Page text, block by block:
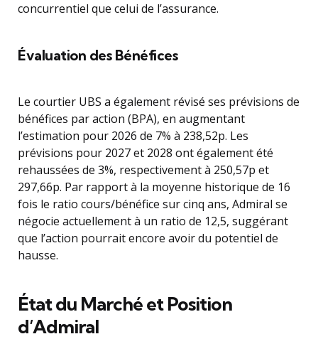
concurrentiel que celui de l’assurance.
Évaluation des Bénéfices
Le courtier UBS a également révisé ses prévisions de
bénéfices par action (BPA), en augmentant
l’estimation pour 2026 de 7% à 238,52p. Les
prévisions pour 2027 et 2028 ont également été
rehaussées de 3%, respectivement à 250,57p et
297,66p. Par rapport à la moyenne historique de 16
fois le ratio cours/bénéfice sur cinq ans, Admiral se
négocie actuellement à un ratio de 12,5, suggérant
que l’action pourrait encore avoir du potentiel de
hausse.
État du Marché et Position
d’Admiral